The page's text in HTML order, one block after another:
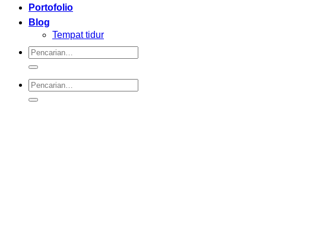
Portofolio
Blog
Tempat tidur
Pencarian
untuk:
Pencarian
untuk: